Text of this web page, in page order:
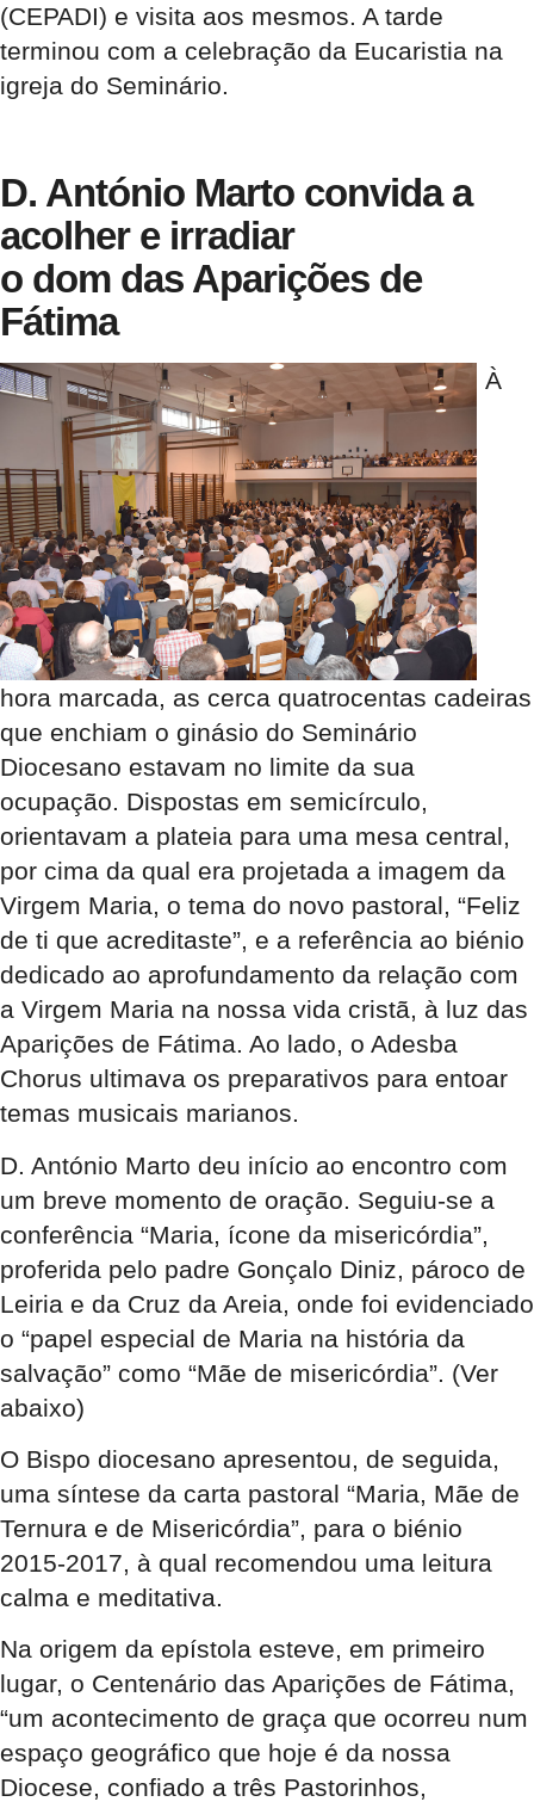
(CEPADI) e visita aos mesmos. A tarde
terminou com a celebração da Eucaristia na
igreja do Seminário.
D. António Marto convida a
acolher e irradiar
o dom das Aparições de
Fátima
À
hora marcada, as cerca quatrocentas cadeiras
que enchiam o ginásio do Seminário
Diocesano estavam no limite da sua
ocupação. Dispostas em semicírculo,
orientavam a plateia para uma mesa central,
por cima da qual era projetada a imagem da
Virgem Maria, o tema do novo pastoral, “Feliz
de ti que acreditaste”, e a referência ao biénio
dedicado ao aprofundamento da relação com
a Virgem Maria na nossa vida cristã, à luz das
Aparições de Fátima. Ao lado, o Adesba
Chorus ultimava os preparativos para entoar
temas musicais marianos.
D. António Marto deu início ao encontro com
um breve momento de oração. Seguiu-se a
conferência “Maria, ícone da misericórdia”,
proferida pelo padre Gonçalo Diniz, pároco de
Leiria e da Cruz da Areia, onde foi evidenciado
o “papel especial de Maria na história da
salvação” como “Mãe de misericórdia”. (Ver
abaixo)
O Bispo diocesano apresentou, de seguida,
uma síntese da carta pastoral “Maria, Mãe de
Ternura e de Misericórdia”, para o biénio
2015-2017, à qual recomendou uma leitura
calma e meditativa.
Na origem da epístola esteve, em primeiro
lugar, o Centenário das Aparições de Fátima,
“um acontecimento de graça que ocorreu num
espaço geográfico que hoje é da nossa
Diocese, confiado a três Pastorinhos,